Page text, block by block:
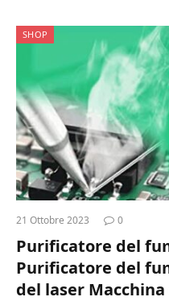
SHOP
21 Ottobre 2023 0
Purificatore del
Purificatore del
del laser